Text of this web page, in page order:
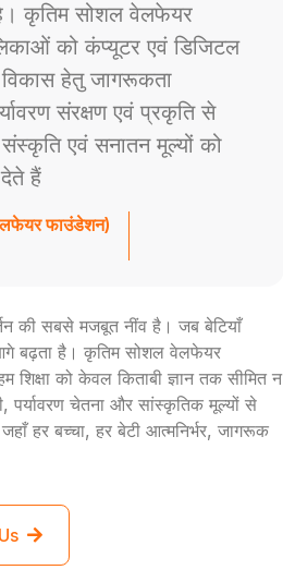
है। कृतिम सोशल वेलफेयर
को कंप्यूटर एवं डिजिटल
विकास हेतु जागरूकता
संरक्षण एवं प्रकृति से
एवं सनातन मूल्यों को
हैं
फाउंडेशन)
की सबसे मजबूत नींव है। जब बेटियाँ
आगे बढ़ता है। कृतिम सोशल वेलफेयर
को केवल किताबी ज्ञान तक सीमित न
पर्यावरण चेतना और सांस्कृतिक मूल्यों से
हर बच्चा, हर बेटी आत्मनिर्भर, जागरूक